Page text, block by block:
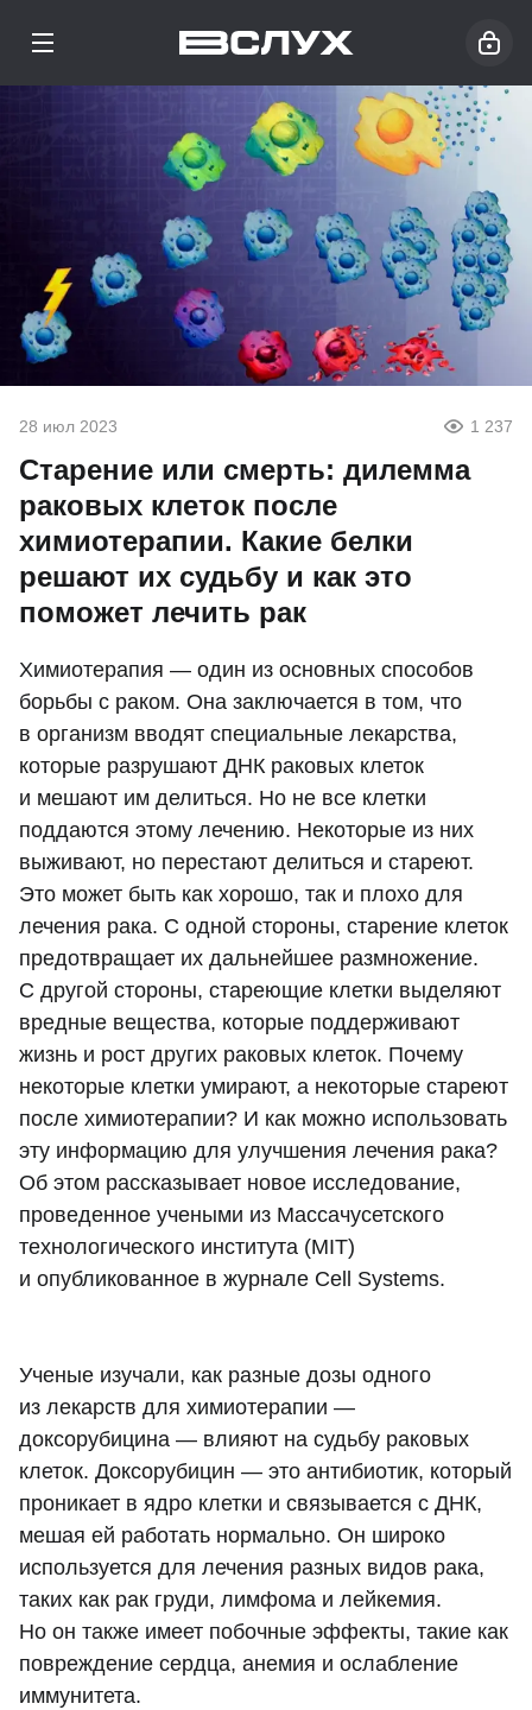
28 июл 2023 1 237
Старение или смерть: дилемма
раковых клеток после
химиотерапии. Какие белки
решают их судьбу и как это
поможет лечить рак
Химиотерапия — один из основных способов
борьбы с раком. Она заключается в том, что
в организм вводят специальные лекарства,
которые разрушают ДНК раковых клеток
и мешают им делиться. Но не все клетки
поддаются этому лечению. Некоторые из них
выживают, но перестают делиться и стареют.
Это может быть как хорошо, так и плохо для
лечения рака. С одной стороны, старение клеток
предотвращает их дальнейшее размножение.
С другой стороны, стареющие клетки выделяют
вредные вещества, которые поддерживают
жизнь и рост других раковых клеток. Почему
некоторые клетки умирают, а некоторые стареют
после химиотерапии? И как можно использовать
эту информацию для улучшения лечения рака?
Об этом рассказывает новое исследование,
проведенное учеными из Массачусетского
технологического института (MIT)
и опубликованное в журнале Cell Systems.
Ученые изучали, как разные дозы одного
из лекарств для химиотерапии —
доксорубицина — влияют на судьбу раковых
клеток. Доксорубицин — это антибиотик, который
проникает в ядро клетки и связывается с ДНК,
мешая ей работать нормально. Он широко
используется для лечения разных видов рака,
таких как рак груди, лимфома и лейкемия.
Но он также имеет побочные эффекты, такие как
повреждение сердца, анемия и ослабление
иммунитета.